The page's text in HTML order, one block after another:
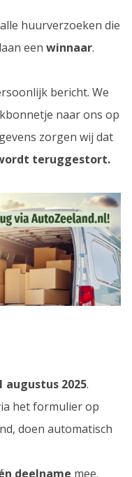
huurverzoeken die
een winnaar.
bericht. We
naar ons op
zorgen wij dat
teruggestort.
augustus 2025.
het formulier op
doen automatisch
deelname mee.